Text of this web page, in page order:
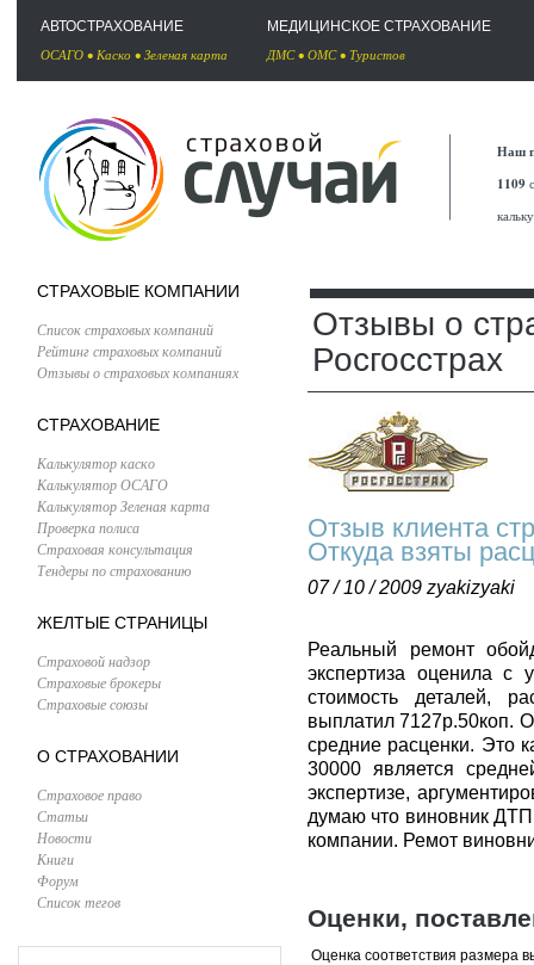
АВТОСТРАХОВАНИЕ
ОСАГО • Каско • Зеленая карта
МЕДИЦИНСКОЕ СТРАХОВАНИЕ
ДМС• ОМС• Туристов
Наш
1109
СТРАХОВЫЕ КОМПАНИИ
Список страховых компаний
Рейтинг страховых компаний
Отзывы о страховых компаниях
СТРАХОВАНИЕ
Калькулятор каско
Калькулятор ОСАГО
Калькулятор Зеленая карта
Проверка полиса
Страховая консультация
Тендеры по страхованию
ЖЕЛТЫЕ СТРАНИЦЫ
Страховой надзор
Страховые брокеры
Страховые союзы
О СТРАХОВАНИИ
Страховое право
Статьи
Новости
Книги
Форум
Список тегов
Отзывы о
Росгосстрах
Отзыв клиента
Откуда взяты
07 / 10 / 2009 zyakizyaki
Реальный ремонт
экспертиза оценила с
стоимость деталей,
выплатил 7127р.50коп.
средние расценки. Это
30000 является
экспертизе,
думаю что виновник ДТП
компании. Ремот
Оценки,
Оценка соответствия размера